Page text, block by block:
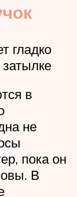
гладко
в
не
пока он
В